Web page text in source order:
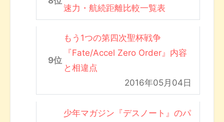
速力・航続距離比較一覧表
もう1つの第四次聖杯戦争
『Fate/Accel Zero Order』内容
と相違点
2016年05月04日
少年マガジン『デスノート』のパ